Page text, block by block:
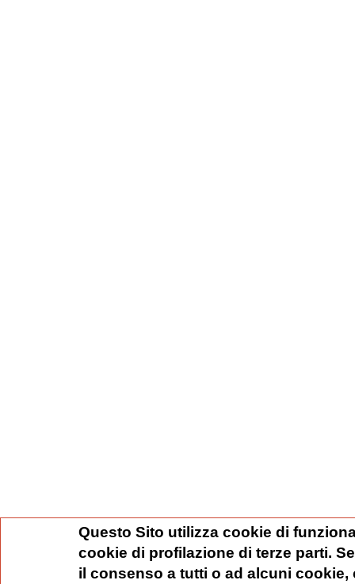
Questo Sito utilizza cookie di
cookie di profilazione di terze parti.
il consenso a tutti o ad alcuni